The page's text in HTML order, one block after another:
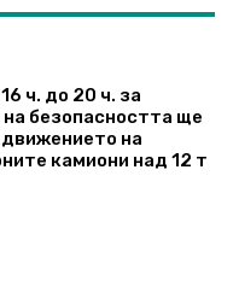
ч. до 20 ч. за
безопасността ще
движението на
камиони над 12 т